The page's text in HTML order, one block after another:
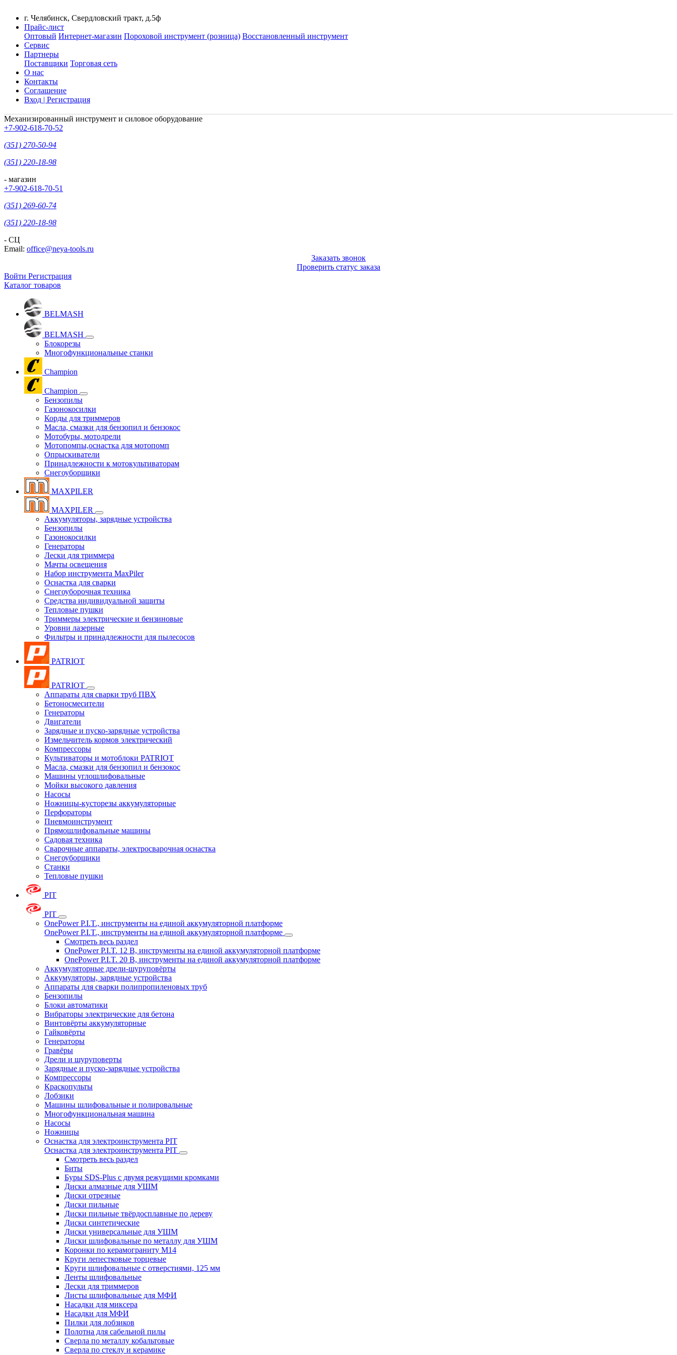
г. Челябинск, Свердловский тракт, д.5ф
Прайс-лист
Оптовый Интернет-магазин Пороховой инструмент (розница) Восстановленный инструмент
Сервис
Партнеры
Поставщики Торговая сеть
О нас
Контакты
Соглашение
Вход | Регистрация
Механизированный инструмент и силовое оборудование
+7-902-618-70-52
(351) 270-50-94
(351) 220-18-98
- магазин
+7-902-618-70-51
(351) 269-60-74
(351) 220-18-98
- СЦ
Email: office@neya-tools.ru
Заказать звонок
Проверить статус заказа
Войти Регистрация
Каталог товаров
BELMASH
BELMASH
Блокорезы
Многофункциональные станки
Champion
Champion
Бензопилы
Газонокосилки
Корды для триммеров
Масла, смазки для бензопил и бензокос
Мотобуры, мотодрели
Мотопомпы,оснастка для мотопомп
Опрыскиватели
Принадлежности к мотокультиваторам
Снегоуборщики
MAXPILER
MAXPILER
Аккумуляторы, зарядные устройства
Бензопилы
Газонокосилки
Генераторы
Лески для триммера
Мачты освещения
Набор инструмента MaxPiler
Оснастка для сварки
Снегоуборочная техника
Средства индивидуальной защиты
Тепловые пушки
Триммеры электрические и бензиновые
Уровни лазерные
Фильтры и принадлежности для пылесосов
PATRIOT
PATRIOT
Аппараты для сварки труб ПВХ
Бетоносмесители
Генераторы
Двигатели
Зарядные и пуско-зарядные устройства
Измельчитель кормов электрический
Компрессоры
Культиваторы и мотоблоки PATRIOT
Масла, смазки для бензопил и бензокос
Машины углошлифовальные
Мойки высокого давления
Насосы
Ножницы-кусторезы аккумуляторные
Перфораторы
Пневмоинструмент
Прямошлифовальные машины
Садовая техника
Сварочные аппараты, электросварочная оснастка
Снегоуборщики
Станки
Тепловые пушки
PIT
PIT
OnePower P.I.T., инструменты на единой аккумуляторной платформе
OnePower P.I.T., инструменты на единой аккумуляторной платформе
Смотреть весь раздел
OnePower P.I.T. 12 В, инструменты на единой аккумуляторной платформе
OnePower P.I.T. 20 В, инструменты на единой аккумуляторной платформе
Аккумуляторные дрели-шуруповёрты
Аккумуляторы, зарядные устройства
Аппараты для сварки полипропиленовых труб
Бензопилы
Блоки автоматики
Вибраторы электрические для бетона
Винтовёрты аккумуляторные
Гайковёрты
Генераторы
Гравёры
Дрели и шуруповерты
Зарядные и пуско-зарядные устройства
Компрессоры
Краскопульты
Лобзики
Машины шлифовальные и полировальные
Многофункциональная машина
Насосы
Ножницы
Оснастка для электроинструмента PIT
Оснастка для электроинструмента PIT
Смотреть весь раздел
Биты
Буры SDS-Plus c двумя режущими кромками
Диски алмазные для УШМ
Диски отрезные
Диски пильные
Диски пильные твёрдосплавные по дереву
Диски синтетические
Диски универсальные для УШМ
Диски шлифовальные по металлу для УШМ
Коронки по керамограниту M14
Круги лепестковые торцевые
Круги шлифовальные с отверстиями, 125 мм
Ленты шлифовальные
Лески для триммеров
Листы шлифовальные для МФИ
Насадки для миксера
Насадки для МФИ
Пилки для лобзиков
Полотна для сабельной пилы
Сверла по металлу кобальтовые
Сверла по стеклу и керамике